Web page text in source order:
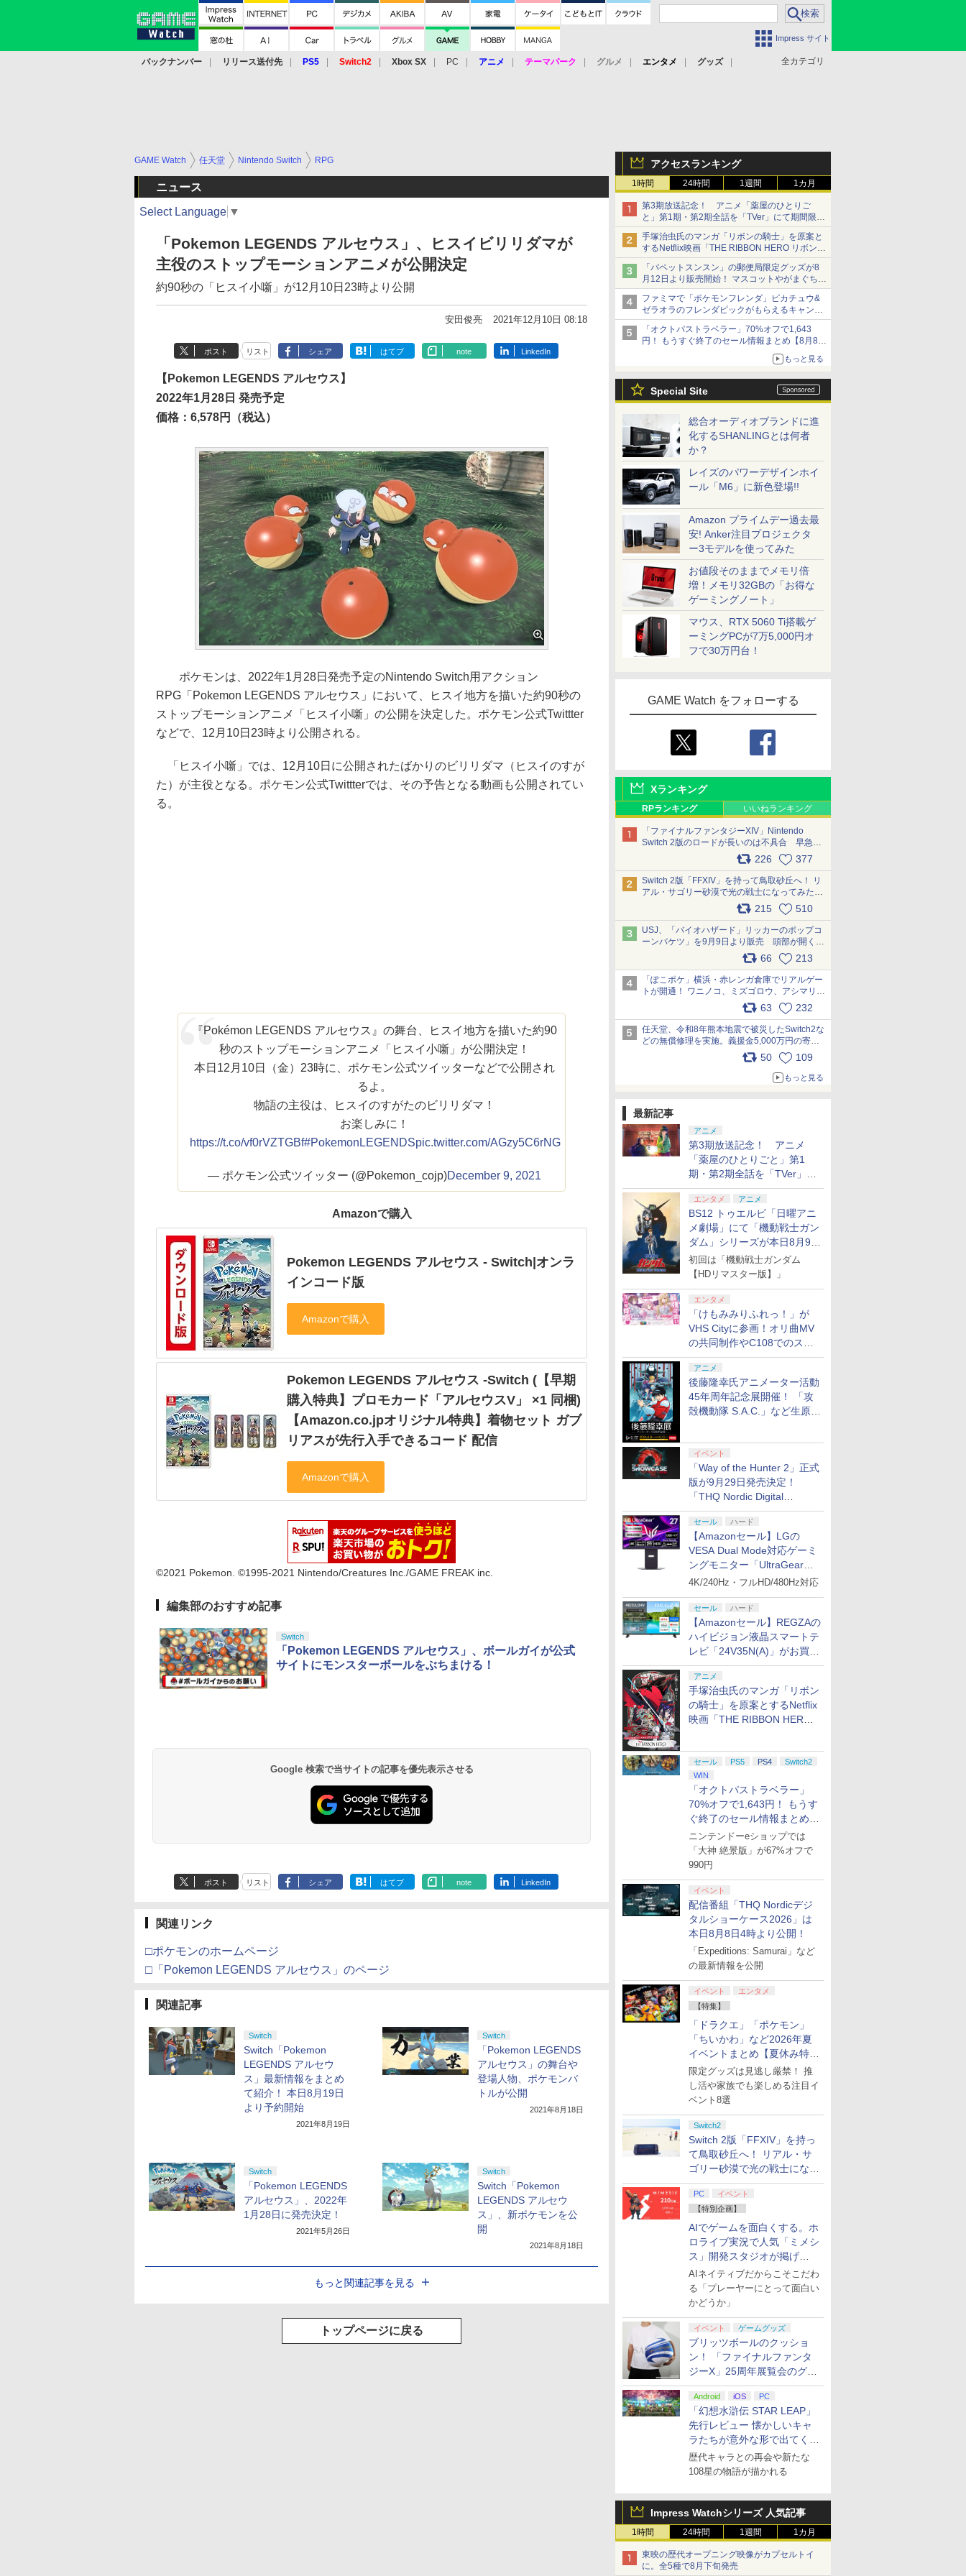
Impress サイト
全カテゴリ
バックナンバー リリース送付先 PS5 Switch2 Xbox SX PC アニメ テーマパーク グルメ エンタメ
グッズ
アクセスランキング
1時間 24時間 1週間 1カ月
第3期放送記念！ アニメ「薬屋のひとりご
と」第1期・第2期全話を「TVer」にて期間限定
で順次無料配信開始
手塚治虫氏のマンガ「リボンの騎士」を原案と
するNetflix映画「THE RIBBON HERO リボンヒ
ーロー」本日配信開始
「パペットスンスン」の郵便局限定グッズが8
月12日より販売開始！ マスコットやがまぐち、
レターセットなどが登場
ファミマで「ポケモンフレンダ」ピカチュウ&
ゼラオラのフレンダピックがもらえるキャンペ
ーン開催！
「オクトパストラベラー」70%オフで1,643
円！ もうすぐ終了のセール情報まとめ【8月8日
ニンテンドーeショップでは「大神 絶景版」が
もっと見る
Special Site
総合オーディオブランドに進
化するSHANLINGとは何者
か？
レイズのパワーデザインホイ
ール「M6」に新色登場!!
Amazon プライムデー過去最
安! Anker注目プロジェクタ
ー3モデルを使ってみた
お値段そのままでメモリ倍
増！メモリ32GBの「お得な
ゲーミングノート」
マウス、RTX 5060 Ti搭載ゲ
ーミングPCが7万5,000円オ
フで30万円台！
GAME Watch をフォローする
Xランキング
RPランキング いいねランキング
「ファイナルファンタジーXIV」Nintendo
Switch 2版のロードが長いのは不具合 早急に
アップデートできるよう対応中226 377
Switch 2版「FFXIV」を持って鳥取砂丘へ！ リ
アル・サゴリー砂漠で光の戦士になってみた
215 510
USJ、「バイオハザード」リッカーのポップコ
ーンバケツ」を9月9日より販売 頭部が開く仕
組み。味は恐怖を堪のう「味噌フレーバー」
66 213
「ぽこポケ」横浜・赤レンガ倉庫でリアルゲー
トが開通！ ワニノコ、ミズゴロウ、アシマリ登
場シーンをレポート pic.x.com/LDgEByVl6D
63 232
任天堂、令和8年熊本地震で被災したSwitch2な
どの無償修理を実施。義援金5,000万円の寄付
も発表 pic.x.com/BAYsMfUfUC
50 109
もっと見る
最新記事
アニメ
第3期放送記念！ アニメ
「薬屋のひとりごと」第1
期・第2期全話を「TVer」に
て期間限定で順次無料配信開
始エンタメ アニメ
BS12 トゥエルビ「日曜アニ
メ劇場」にて「機動戦士ガン
ダム」シリーズが本日8月9日
から8週連続で放送
初回は「機動戦士ガンダム
【HDリマスター版】」
エンタメ
「けもみみりふれっ！」が
VHS Cityに参画！オリ曲MV
の共同制作やC108でのスペ
シャルコラボ広告を掲出
アニメ
後藤隆幸氏アニメーター活動
45年周年記念展開催！ 「攻
殻機動隊 S.A.C.」など生原
イベント
「Way of the Hunter 2」正式
版が9月29日発売決定！
「THQ Nordic Digital
Showcase 2026」まとめ
セール ハード
【Amazonセール】LGの
VESA Dual Mode対応ゲーミ
ングモニター「UltraGear
27G850A-B」がお買い得！
4K/240Hz・フルHD/480Hz対応
セール ハード
【Amazonセール】REGZAの
ハイビジョン液晶スマートテ
レビ「24V35N(A)」がお買い
得！
アニメ
手塚治虫氏のマンガ「リボン
の騎士」を原案とするNetflix
映画「THE RIBBON HERO
セール PS5 PS4
Switch2
WIN
「オクトパストラベラー」
70%オフで1,643円！ もうす
ぐ終了のセール情報まとめ
【8月8日更新】
ニンテンドーeショップでは
「大神 絶景版」が67%オフで
990円
イベント
配信番組「THQ Nordicデジ
タルショーケース2026」は
本日8月8日4時より公開！
「Expeditions: Samurai」など
の最新情報を公開
イベント
エンタメ
【特集】
「ドラクエ」「ポケモン」
「ちいかわ」など2026年夏
イベントまとめ【夏休み特
集】
限定グッズは見逃し厳禁！ 推
し活や家族でも楽しめる注目イ
ベント8選
Switch2
Switch 2版「FFXIV」を持っ
て鳥取砂丘へ！ リアル・サ
ゴリー砂漠で光の戦士になっ
てみた
PC
イベント
【特別企画】
AIでゲームを面白くする。ホ
ロライブ実況で人気「ミメシ
ス」開発スタジオが掲げ
る“AI活用の信念”とは？【講
演レポート】
AIネイティブだからこそこだわ
る「プレーヤーにとって面白い
かどうか」
イベント ゲームグッズ
ブリッツボールのクッショ
ン！ 「ファイナルファンタ
ジーX」25周年展覧会のグッ
ズ情報が公開
Android iOS PC
「幻想水滸伝 STAR LEAP」
先行レビュー 懐かしいキャ
ラたちが意外な形で出てくる
シリーズ完全新作！
歴代キャラとの再会や新たな
108星の物語が描かれる
Impress Watchシリーズ 人気記事
1時間 24時間 1週間 1カ月
東映の歴代オープニング映像がカプセルトイ
に。全5種で8月下旬発売
GAME Watch 任天堂 Nintendo Switch RPG
ニュース
Select Language ▼
「Pokemon LEGENDS アルセウス」、ヒスイビリリダマが
主役のストップモーションアニメが公開決定
約90秒の「ヒスイ小噺」が12月10日23時より公開
安田俊亮 2021年12月10日 08:18
ポスト リスト シェア はてブ note LinkedIn
【Pokemon LEGENDS アルセウス】
2022年1月28日 発売予定
価格：6,578円（税込）
ポケモンは、2022年1月28日発売予定のNintendo Switch用アクション
RPG「Pokemon LEGENDS アルセウス」において、ヒスイ地方を描いた約90秒の
ストップモーションアニメ「ヒスイ小噺」の公開を決定した。ポケモン公式Twittter
などで、12月10日23時より公開される。
「ヒスイ小噺」では、12月10日に公開されたばかりのビリリダマ（ヒスイのすが
た）が主役となる。ポケモン公式Twittterでは、その予告となる動画も公開されてい
る。
『Pokémon LEGENDS アルセウス』の舞台、ヒスイ地方を描いた約90
秒のストップモーションアニメ「ヒスイ小噺」が公開決定！
本日12月10日（金）23時に、ポケモン公式ツイッターなどで公開され
るよ。
物語の主役は、ヒスイのすがたのビリリダマ！
お楽しみに！
https://t.co/vf0rVZTGBf#PokemonLEGENDSpic.twitter.com/AGzy5C6rNG
— ポケモン公式ツイッター (@Pokemon_cojp)December 9, 2021
Amazonで購入
Pokemon LEGENDS アルセウス - Switch|オンラ
インコード版
Pokemon LEGENDS アルセウス -Switch (【早期
購入特典】プロモカード「アルセウスV」 ×1 同梱)
【Amazon.co.jpオリジナル特典】着物セット ガブ
リアスが先行入手できるコード 配信
©2021 Pokemon. ©1995-2021 Nintendo/Creatures Inc./GAME FREAK inc.
編集部のおすすめ記事
Switch
「Pokemon LEGENDS アルセウス」、ボールガイが公式
サイトにモンスターボールをぶちまける！
Google 検索で当サイトの記事を優先表示させる
ポスト リスト シェア はてブ note LinkedIn
関連リンク
□ポケモンのホームページ
□「Pokemon LEGENDS アルセウス」のページ
関連記事
Switch
Switch「Pokemon
LEGENDS アルセウ
ス」最新情報をまとめ
て紹介！ 本日8月19日
より予約開始
2021年8月19日
Switch
「Pokemon LEGENDS
アルセウス」の舞台や
登場人物、ポケモンバ
トルが公開
2021年8月18日
Switch
「Pokemon LEGENDS
アルセウス」、2022年
1月28日に発売決定！
2021年5月26日
Switch
Switch「Pokemon
LEGENDS アルセウ
ス」、新ポケモンを公
開
2021年8月18日
もっと関連記事を見る
トップページに戻る